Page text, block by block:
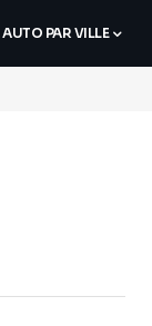
PAR VILLE